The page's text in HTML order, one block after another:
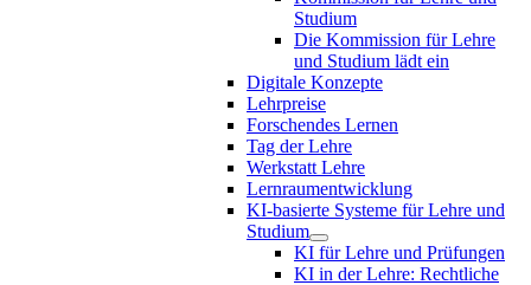
Studium
Die Kommission für Lehre
und Studium lädt ein
Digitale Konzepte
Lehrpreise
Forschendes Lernen
Tag der Lehre
Werkstatt Lehre
Lernraumentwicklung
KI-basierte Systeme für Lehre und
Studium
KI für Lehre und Prüfungen
KI in der Lehre: Rechtliche